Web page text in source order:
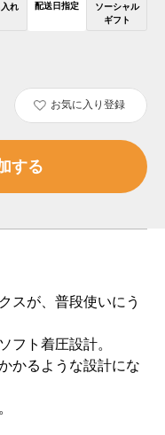
れ 配送日指定
ソーシャル
ギフト
お気に入り登録
スが、普段使いにう
フト着圧設計。
かるような設計にな